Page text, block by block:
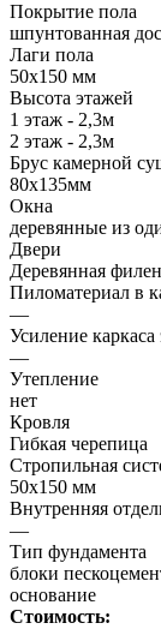
Покрытие пола
шпунтованная
Лаги пола
50х150 мм
Высота этажей
1 этаж - 2,3м
2 этаж - 2,3м
Брус камерной
80х135мм
Окна
деревянные из
Двери
Деревянная
Пиломатериал в
—
Усиление
—
Утепление
нет
Кровля
Гибкая черепица
Стропильная
50х150 мм
Внутренняя
—
Тип фундамента
блоки
основание
Стоимость: